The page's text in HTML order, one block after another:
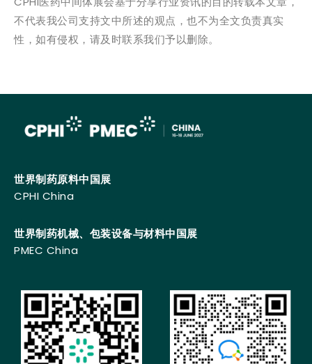
不代表我公司支持文中所述的观点，也不为全文负责真实
性，如有侵权，请及时联系我们予以删除。
世界制药原料中国展
CPHI China
世界制药机械、包装设备与材料中国展
PMEC China